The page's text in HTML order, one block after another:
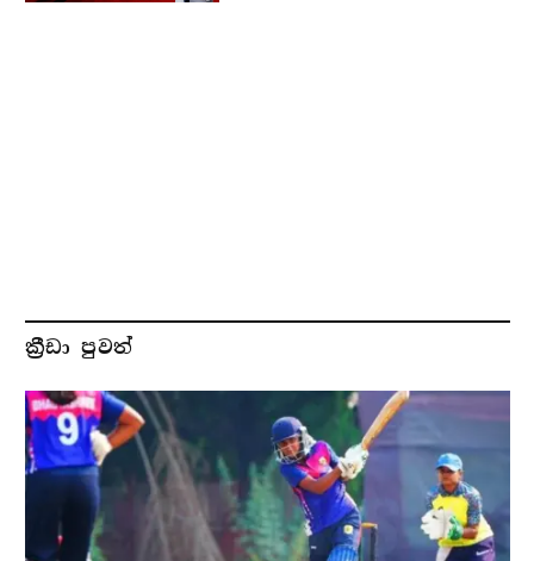
ක්‍රීඩා පුවත්